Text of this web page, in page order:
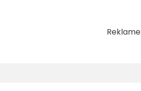
Reklame